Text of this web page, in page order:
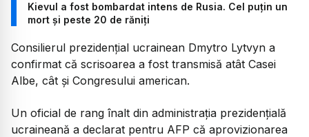
Kievul a fost bombardat intens de Rusia. Cel puțin un
mort și peste 20 de răniți
Consilierul prezidențial ucrainean Dmytro Lytvyn a
confirmat că scrisoarea a fost transmisă atât Casei
Albe, cât și Congresului american.
Un oficial de rang înalt din administrația prezidențială
ucraineană a declarat pentru AFP că aprovizionarea